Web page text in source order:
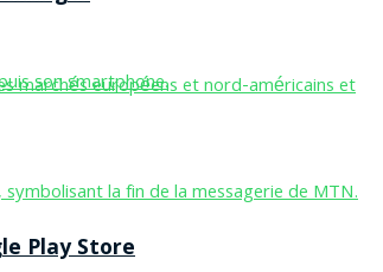
Play Store